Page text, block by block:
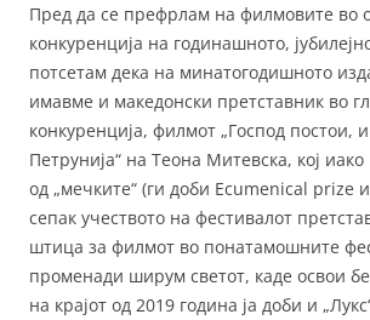
Пред да се префрлам на филмовите во
конкуренција на годинашното,
потсетам дека на минатогодишното
имавме и македонски претставник во
конкуренција, филмот „Господ постои,
Петрунија“ на Теона Митевска, кој иако
од „мечките“ (ги доби Ecumenical prize
сепак учеството на фестивалот
штица за филмот во понатамошните
променади ширум светот, каде освои
на крајот од 2019 година ја доби и